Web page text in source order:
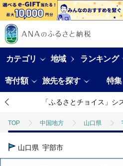
カテゴリ 地域 ランキング
寄付額 旅先を探す 特集
「ふるさとチョイス」シ
TOP 中国地方 山口県
TOP
山口県 宇部市